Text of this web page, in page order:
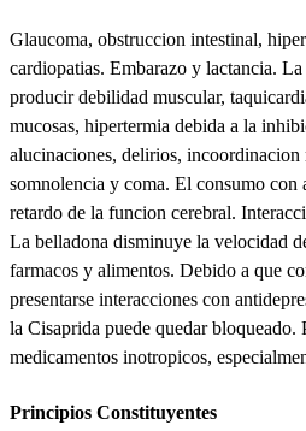
Glaucoma, obstruccion intestinal,
cardiopatias. Embarazo y lactancia.
producir debilidad muscular,
mucosas, hipertermia debida a la
alucinaciones, delirios, incoordinacion
somnolencia y coma. El consumo con
retardo de la funcion cerebral.
La belladona disminuye la velocidad
farmacos y alimentos. Debido a que
presentarse interacciones con
la Cisaprida puede quedar bloqueado.
medicamentos inotropicos,
Principios Constituyentes